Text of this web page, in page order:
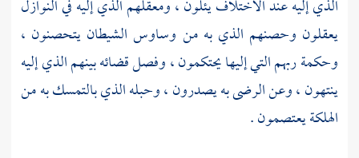
الذي إليه عند الاختلاف يئلون ، ومعقلهم الذي إليه في النوازل
يعقلون وحصنهم الذي به من وساوس الشيطان يتحصنون ،
وحكمة ربهم التي إليها يحتكمون ، وفصل قضائه بينهم الذي إليه
ينتهون ، وعن الرضى به يصدرون ، وحبله الذي بالتمسك به من
الهلكة يعتصمون .